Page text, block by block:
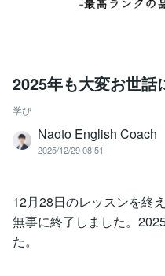
2025年も大変お世話
学び
Naoto English Coach
2025/12/29 08:51
12月28日のレッスンを終
無事に終了しました。
た。